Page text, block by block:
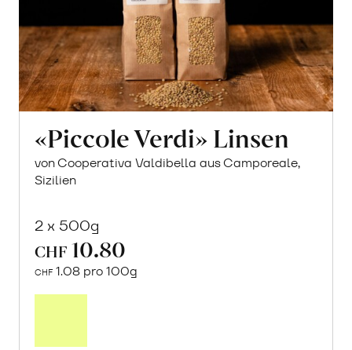
«Piccole Verdi» Linsen
von Cooperativa Valdibella aus Camporeale,
Sizilien
2 x 500g
CHF 10.80
CHF 1.08 pro 100g